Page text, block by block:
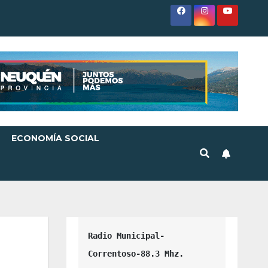
ECONOMÍA SOCIAL
Radio Municipal-
Correntoso-88.3 Mhz.